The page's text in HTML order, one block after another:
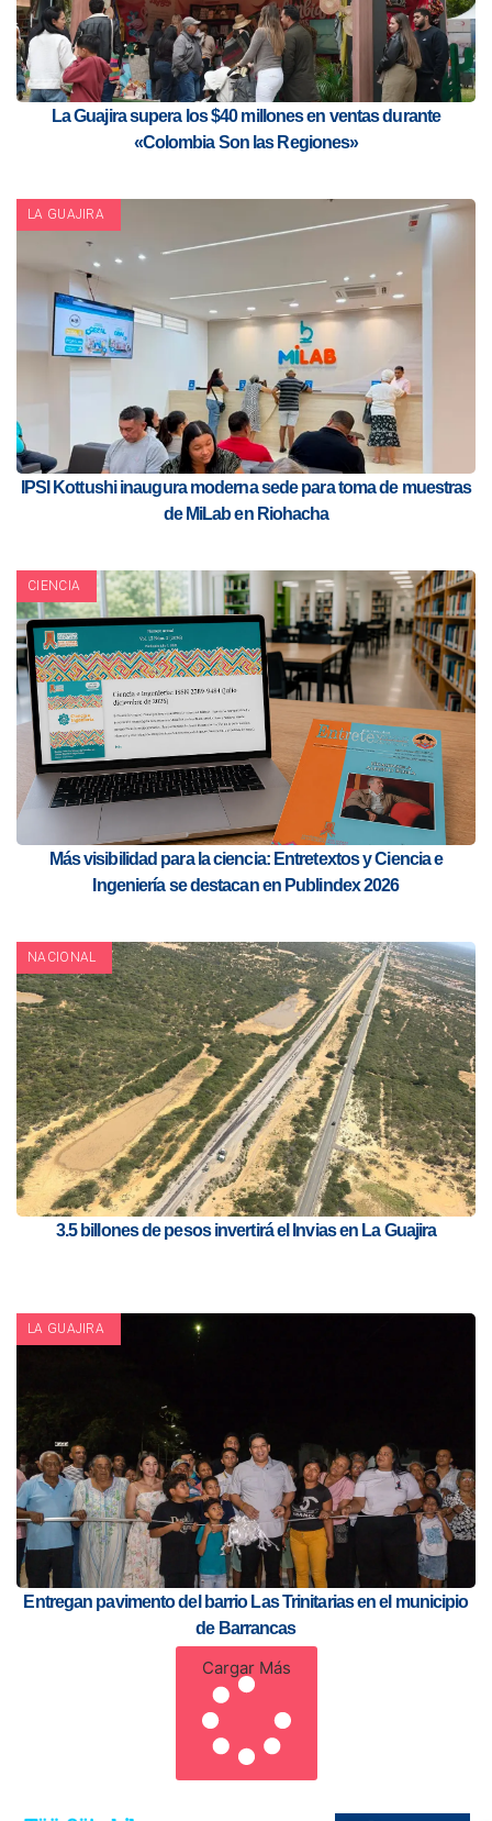
La Guajira supera los $40 millones en ventas durante
«Colombia Son las Regiones»
LA GUAJIRA
IPSI Kottushi inaugura moderna sede para toma de muestras
de MiLab en Riohacha
CIENCIA
Más visibilidad para la ciencia: Entretextos y Ciencia e
Ingeniería se destacan en Publindex 2026
NACIONAL
3.5 billones de pesos invertirá el Invias en La Guajira
LA GUAJIRA
Entregan pavimento del barrio Las Trinitarias en el municipio
de Barrancas
Cargar Más